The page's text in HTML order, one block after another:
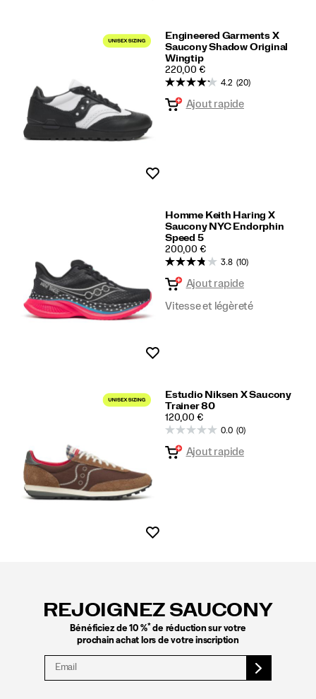
Engineered Garments X
Saucony Shadow Original
Wingtip
PRICE
220,00 €
4.2 (20)
Ajout rapide
Homme Keith Haring X
Saucony NYC Endorphin
Speed 5
PRICE
200,00 €
3.8 (10)
Ajout rapide
Vitesse et légèreté
Estudio Niksen X Saucony
Trainer 80
PRICE
120,00 €
0.0 (0)
Ajout rapide
REJOIGNEZ SAUCONY
Bénéficiez de 10 %*de réduction sur votre
prochain achat lors de votre inscription